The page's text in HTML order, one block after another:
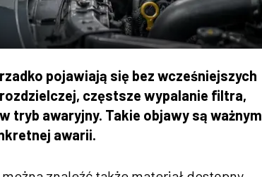
pojawiają się bez wcześniejszych
częstsze wypalanie filtra,
tryb awaryjny. Takie objawy są ważnym
awarii.